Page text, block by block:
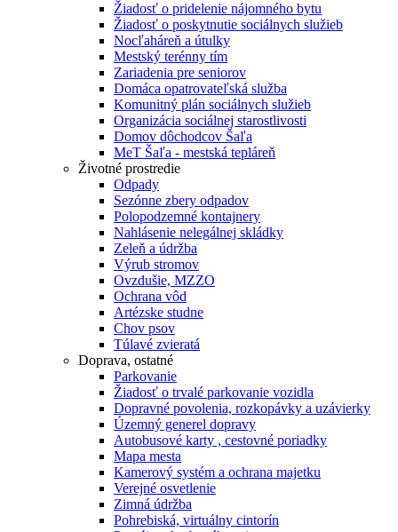
Žiadosť o pridelenie nájomného bytu
Žiadosť o poskytnutie sociálnych služieb
Nocľaháreň a útulky
Mestský terénny tím
Zariadenia pre seniorov
Domáca opatrovateľská služba
Komunitný plán sociálnych služieb
Organizácia sociálnej starostlivosti
Domov dôchodcov Šaľa
MeT Šaľa - mestská tepláreň
Životné prostredie
Odpady
Sezónne zbery odpadov
Polopodzemné kontajnery
Nahlásenie nelegálnej skládky
Zeleň a údržba
Výrub stromov
Ovzdušie, MZZO
Ochrana vôd
Artézske studne
Chov psov
Túlavé zvieratá
Doprava, ostatné
Parkovanie
Žiadosť o trvalé parkovanie vozidla
Dopravné povolenia, rozkopávky a uzávierky
Územný generel dopravy
Autobusové karty , cestovné poriadky
Mapa mesta
Kamerový systém a ochrana majetku
Verejné osvetlenie
Zimná údržba
Pohrebiská, virtuálny cintorín